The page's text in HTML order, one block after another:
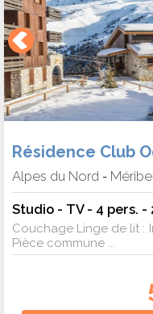
Alpes du Nord - Méribel
Studio - TV - 4 pers. -
Couchage Linge de lit :
Pièce commune ...